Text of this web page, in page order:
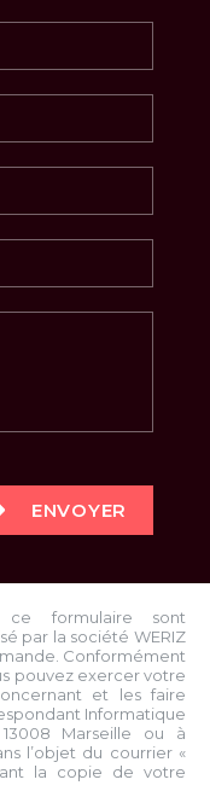
ENVOYER
ce formulaire sont
par la société WERIZ
Conformément
pouvez exercer votre
et les faire
Informatique
Marseille ou à
l’objet du courrier «
la copie de votre